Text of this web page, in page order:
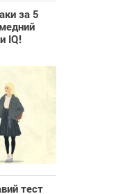
за 5
IQ!
тест